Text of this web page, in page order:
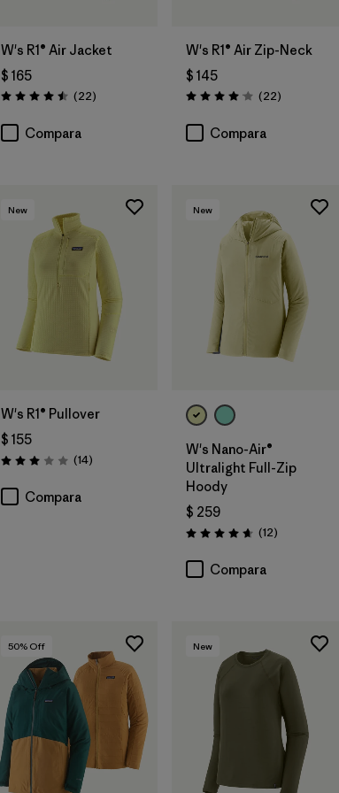
W's R1® Air Jacket
$ 165
Valoración: 4.5 / 5
(22Comentarios
)
Compara
W's R1® Air Zip-Neck
$ 145
Valoración: 4.0 / 5
(22Comentarios
)
Compara
New
W's R1® Pullover
$ 155
Valoración: 3.0 / 5
(14Comentarios
)
Compara
New
W's Nano-Air®
Ultralight Full-Zip
Hoody
$ 259
Valoración: 4.7 / 5
(12Comentarios
)
Compara
50% Off New